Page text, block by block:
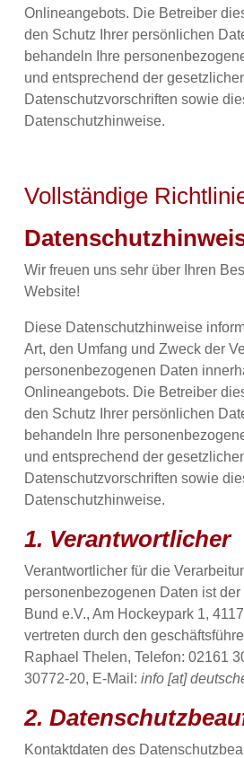
Onlineangebots. Die Betreiber
den Schutz Ihrer persönlichen
behandeln Ihre
und entsprechend der
Datenschutzvorschriften sowie
Datenschutzhinweise.
Vollständige
Wir freuen uns sehr über Ihren
Website!
Diese Datenschutzhinweise
Art, den Umfang und Zweck der
personenbezogenen Daten
Onlineangebots. Die Betreiber
den Schutz Ihrer persönlichen
behandeln Ihre
und entsprechend der
Datenschutzvorschriften sowie
Datenschutzhinweise.
1. Verantwortlicher
Verantwortlicher für die
personenbezogenen Daten ist
Bund e.V., Am Hockeypark 1,
vertreten durch den
Raphael Thelen, Telefon: 02161
30772-20, E-Mail: info [at]
2.
Kontaktdaten des